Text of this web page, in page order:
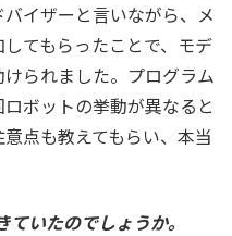
イザーと言いながら、メ
てもらったことで、モデ
られました。プログラム
ボットの挙動が異なると
点も教えてもらい、本当
いたのでしょうか。